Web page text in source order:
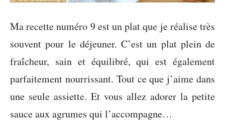
Ma recette numéro 9 est un plat que je réalise très
souvent pour le déjeuner. C’est un plat plein de
fraîcheur, sain et équilibré, qui est également
parfaitement nourrissant. Tout ce que j’aime dans
une seule assiette. Et vous allez adorer la petite
sauce aux agrumes qui l’accompagne…